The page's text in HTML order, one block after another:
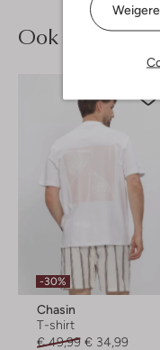
Ook iets voor
-30%
Chasin
T-shirt
€ 49,99 € 34,99